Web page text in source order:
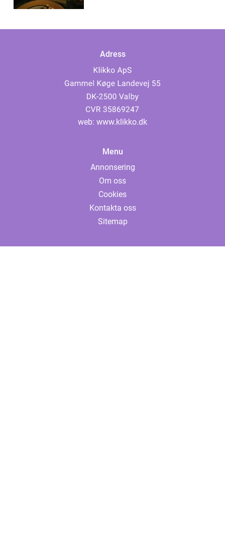
Adress
web: www.klikko.dk
Menu
Annonsering
Om oss
Cookies
Kontakta oss
Sitemap